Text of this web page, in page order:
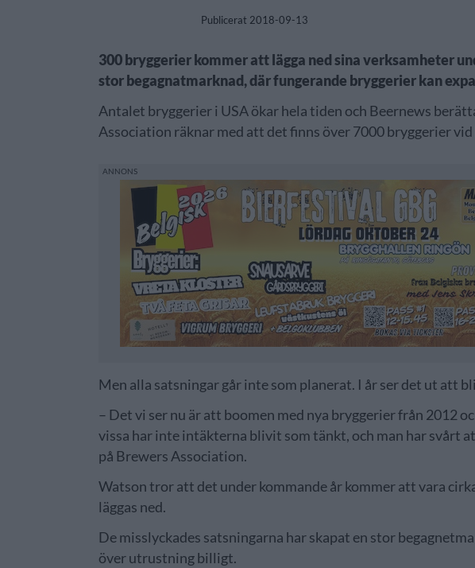
Publicerat 2018-09-13
300 bryggerier kommer att lägga ned sina verksamheter
stor begagnatmarknad, där fungerande bryggerier kan
Antalet bryggerier i USA ökar hela tiden och Beernews
Association räknar med att det finns över 7000 bryggerier
Men alla satsningar går inte som planerat. I år ser det ut att
– Det vi ser nu är att boomen med nya bryggerier från 2012
vissa har inte intäkterna blivit som tänkt, och man har svårt
på Brewers Association.
Watson tror att det under kommande år kommer att vara
läggas ned.
De misslyckades satsningarna har skapat en stor
över utrustning billigt.